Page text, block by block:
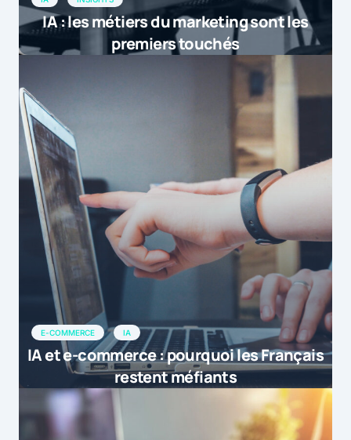
IA : les métiers du marketing sont les
premiers touchés
E-COMMERCE IA
IA et e-commerce : pourquoi les Français
restent méfiants